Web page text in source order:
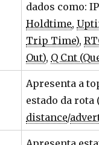
dados como:
Holdtime,
Trip Time),
Out), Q Cnt
Apresenta a
estado da rota
distance/